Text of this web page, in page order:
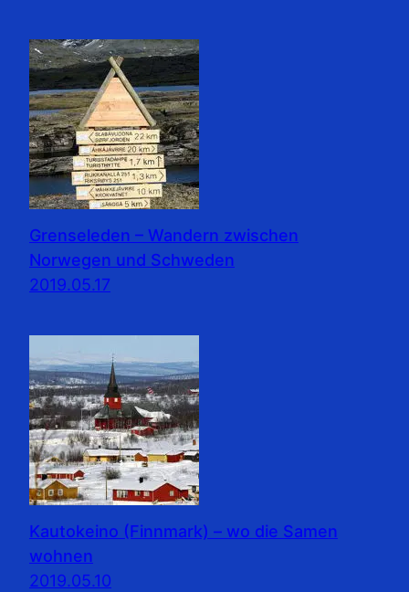
Grenseleden – Wandern zwischen
Norwegen und Schweden
2019.05.17
Kautokeino (Finnmark) – wo die Samen
wohnen
2019.05.10